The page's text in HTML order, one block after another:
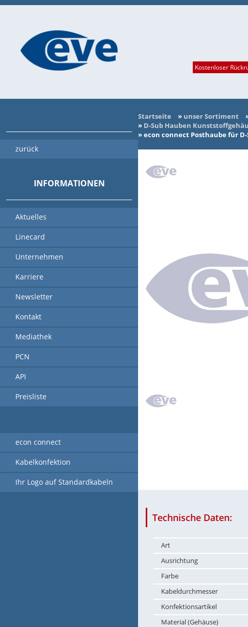
Startseite » unser Sortiment
» D-Sub Hauben
»econ connect Posthaube für
Technische Daten:
Art
Ausrichtung
Farbe
Kabeldurchmesser
Konfektionsartikel
Material (Gehäuse)
Kostenloser
zurück
INFORMATIONEN
Aktuelles
Linecard
Unternehmen
Karriere
Newsletter
Kontakt
Mediathek
PCN
API
Preisliste
econ connect
Kabelkonfektion
Ihr Logo auf Standardkabeln